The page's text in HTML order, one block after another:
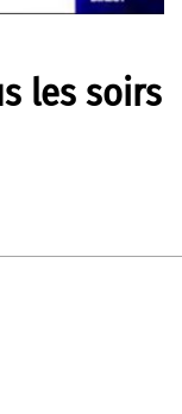
les soirs